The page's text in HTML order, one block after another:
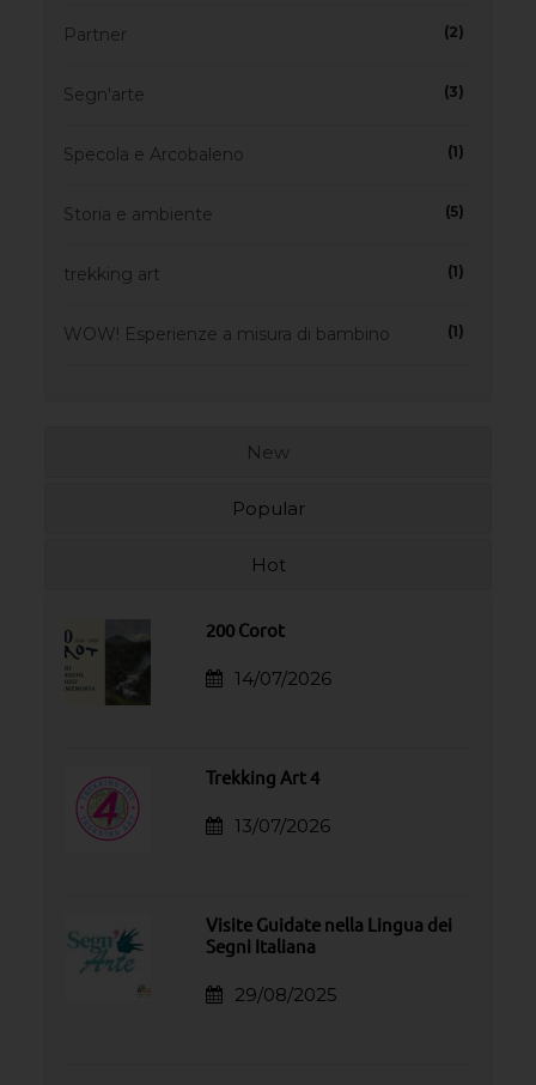
Partner (2)
Segn'arte (3)
Specola e Arcobaleno (1)
Storia e ambiente (5)
trekking art (1)
WOW! Esperienze a misura di bambino (1)
New
Popular
Hot
200 Corot
14/07/2026
Trekking Art 4
13/07/2026
Visite Guidate nella Lingua dei
Segni Italiana
29/08/2025